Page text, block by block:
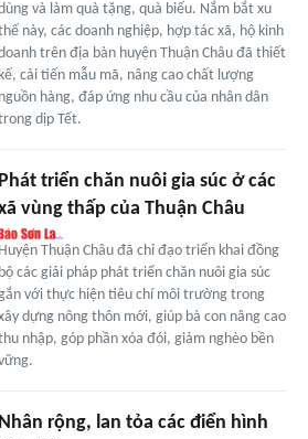
và làm quà tặng, quà biếu. Nắm bắt xu
này, các doanh nghiệp, hợp tác xã, hộ kinh
trên địa bàn huyện Thuận Châu đã thiết
kế, cải tiến mẫu mã, nâng cao chất lượng
nguồn hàng, đáp ứng nhu cầu của nhân dân
dịp Tết.
Phát triển chăn nuôi gia súc ở các
vùng thấp của Thuận Châu
Huyện Thuận Châu đã chỉ đạo triển khai đồng
bộ các giải pháp phát triển chăn nuôi gia súc
với thực hiện tiêu chí môi trường trong
dựng nông thôn mới, giúp bà con nâng cao
nhập, góp phần xóa đói, giảm nghèo bền
Nhân rộng, lan tỏa các điển hình